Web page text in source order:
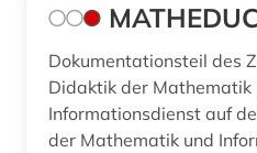
Dokumentationsteil des
Didaktik der Mathematik
Informationsdienst auf
der Mathematik und